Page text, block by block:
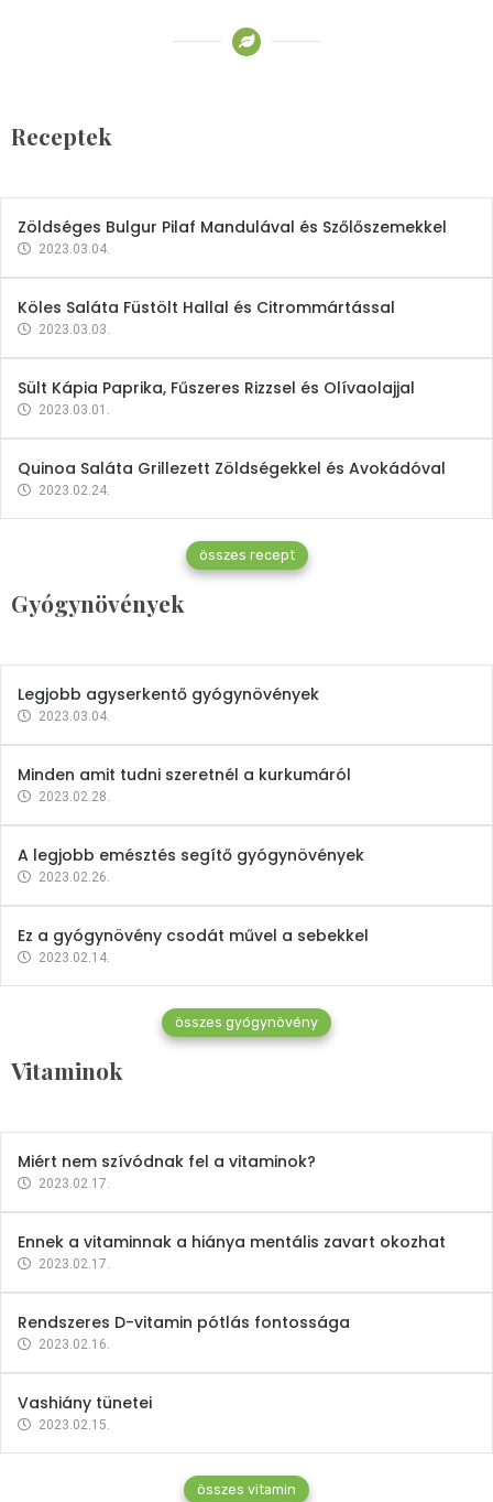
Receptek
2023.03.06.
Zöldséges Bulgur Pilaf Mandulával és Szőlőszemekkel
2023.03.04.
Köles Saláta Füstölt Hallal és Citrommártással
2023.03.03.
Sült Kápia Paprika, Fűszeres Rizzsel és Olívaolajjal
2023.03.01.
Quinoa Saláta Grillezett Zöldségekkel és Avokádóval
2023.02.24.
összes recept
Gyógynövények
Gyógynövények
Mindent a petrezselyemről
2023.12.21.
Legjobb agyserkentő gyógynövények
2023.03.04.
Minden amit tudni szeretnél a kurkumáról
2023.02.28.
A legjobb emésztés segítő gyógynövények
2023.02.26.
Ez a gyógynövény csodát művel a sebekkel
2023.02.14.
összes gyógynövény
Vitaminok
Vitaminok
Mindent a B-12 vitaminról
2023.02.27.
Miért nem szívódnak fel a vitaminok?
2023.02.17.
Ennek a vitaminnak a hiánya mentális zavart okozhat
2023.02.17.
Rendszeres D-vitamin pótlás fontossága
2023.02.16.
Vashiány tünetei
2023.02.15.
összes vitamin